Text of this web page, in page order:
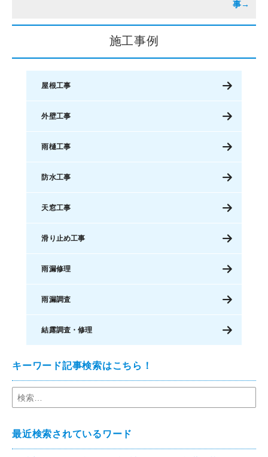
施工事例
屋根工事
外壁工事
雨樋工事
防水工事
天窓工事
滑り止め工事
雨漏修理
雨漏調査
結露調査・修理
キーワード記事検索はこちら！
最近検索されているワード